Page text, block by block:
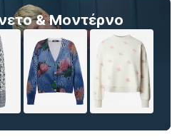
& Μοντέρνο